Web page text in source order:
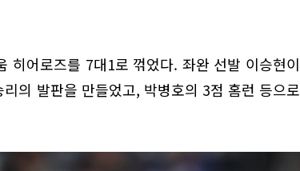
히어로즈를 7대1로 꺾었다. 좌완 선발 이승현이
의 발판을 만들었고, 박병호의 3점 홈런 등으로